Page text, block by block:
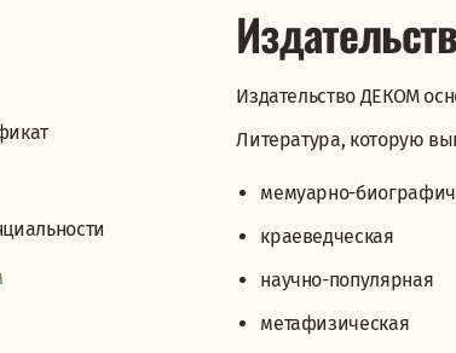
Издательство ДЕКОМ
Литература, которую
мемуарно-
краеведческая
научно-популярная
метафизическая